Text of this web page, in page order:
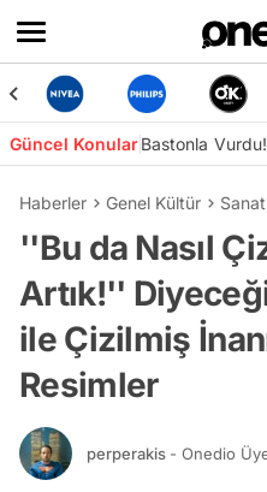
Güncel KonularBastonla Vurdu!
Haberler Genel Kültür Sanat
''Bu da Nasıl
Artık!''
ile Çizilmiş
Resimler
perperakis - Onedio